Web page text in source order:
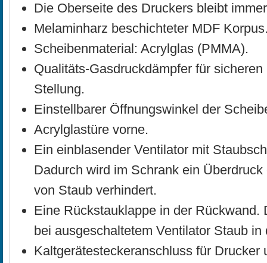
Die Oberseite des Druckers bleibt
Melaminharz beschichteter MDF
Scheibenmaterial: Acrylglas (PMMA).
Qualitäts-Gasdruckdämpfer für
Stellung.
Einstellbarer Öffnungswinkel der
Acrylglastüre vorne.
Ein einblasender Ventilator mit
Dadurch wird im Schrank ein
von Staub verhindert.
Eine Rückstauklappe in der Rückwand.
bei ausgeschaltetem Ventilator Staub
Kaltgerätesteckeranschluss für Drucker